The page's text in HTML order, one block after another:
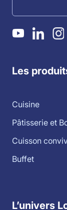
Les
Cuisine
Pâtisserie et
Cuisson
Buffet
L’univers